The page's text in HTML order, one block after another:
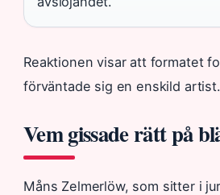
Reaktionen visar att formatet
förväntade sig en enskild artist.
Vem gissade rätt på
Måns Zelmerlöw, som sitter i